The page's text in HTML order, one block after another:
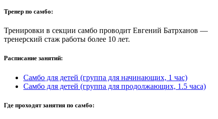
Тренер по самбо:
Тренировки в секции самбо проводит Евгений Батрханов —
тренерский стаж работы более 10 лет.
Расписание занятий:
Самбо для детей (группа для начинающих, 1 час)
Самбо для детей (группа для продолжающих, 1.5 часа)
Где проходят занятия по самбо: